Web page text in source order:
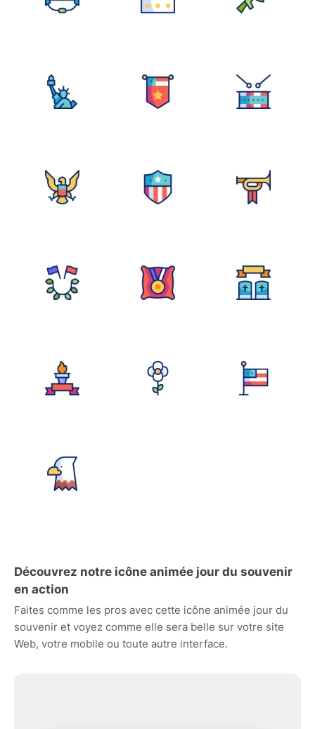
Découvrez notre icône animée jour du souvenir
en action
Faites comme les pros avec cette icône animée jour du
souvenir et voyez comme elle sera belle sur votre site
Web, votre mobile ou toute autre interface.